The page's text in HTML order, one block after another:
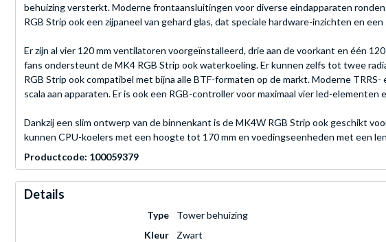
behuizing versterkt. Moderne frontaansluitingen voor diverse eindapparaten
RGB Strip ook een zijpaneel van gehard glas, dat speciale hardware-inzichten en
Er zijn al vier 120 mm ventilatoren voorgeïnstalleerd, drie aan de voorkant en één
fans ondersteunt de MK4 RGB Strip ook waterkoeling. Er kunnen zelfs tot twee
RGB Strip ook compatibel met bijna alle BTF-formaten op de markt. Moderne
scala aan apparaten. Er is ook een RGB-controller voor maximaal vier led-
Dankzij een slim ontwerp van de binnenkant is de MK4W RGB Strip ook geschikt
kunnen CPU-koelers met een hoogte tot 170 mm en voedingseenheden met een
Productcode: 100059379
Details
Type
Tower behuizing
Kleur
Zwart